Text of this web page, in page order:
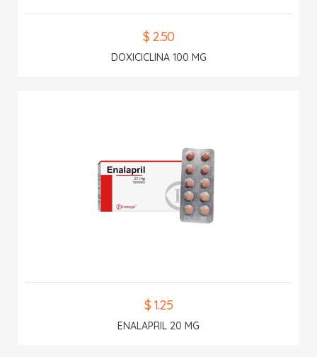
$ 2.50
DOXICICLINA 100 MG
$ 1.25
ENALAPRIL 20 MG